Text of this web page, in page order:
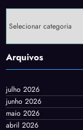
Arquivos
julho 2026
junho 2026
maio 2026
abril 2026